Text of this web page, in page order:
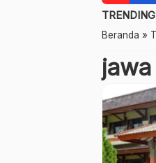
Beranda »